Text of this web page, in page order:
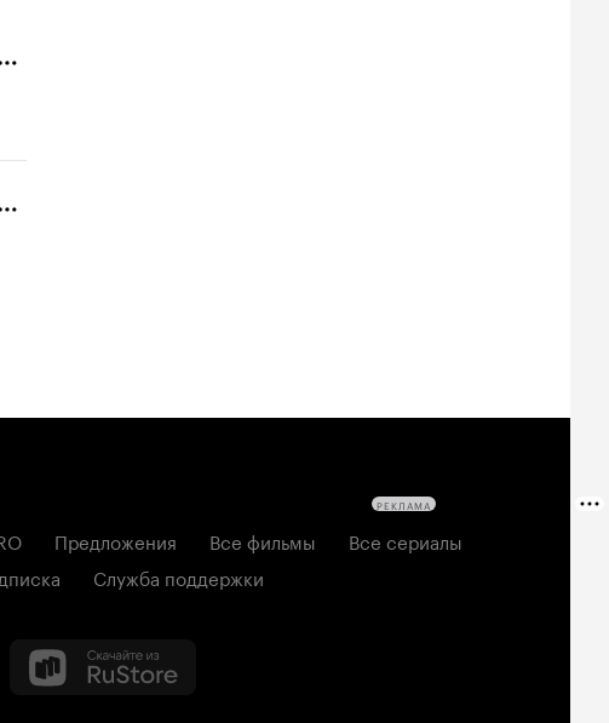
Предложения Все фильмы
Все сериалы
Служба поддержки
РЕКЛАМА